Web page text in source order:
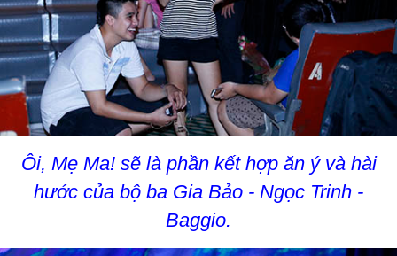
Ôi, Mẹ Ma! sẽ là phần kết hợp ăn ý và hài
hước của bộ ba Gia Bảo - Ngọc Trinh -
Baggio.